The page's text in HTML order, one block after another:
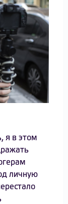
я в этом
личную